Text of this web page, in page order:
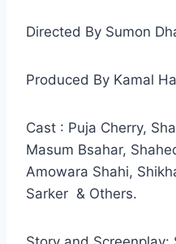
Directed By Sumon
Produced By Kamal
Cast : Puja Cherry,
Masum Bsahar,
Amowara Shahi,
Sarker & Others.